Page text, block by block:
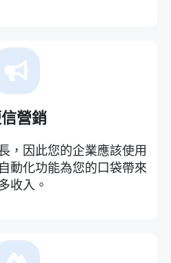
營銷
，因此您的企業應該使用
動化功能為您的口袋帶來
收入。